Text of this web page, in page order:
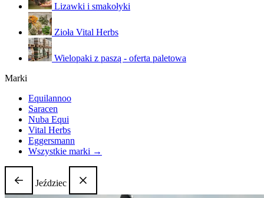
Lizawki i smakołyki
Zioła Vital Herbs
Wielopaki z paszą - oferta paletowa
Marki
Equilannoo
Saracen
Nuba Equi
Vital Herbs
Eggersmann
Wszystkie marki →
Jeździec